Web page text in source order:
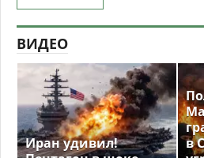
ВИДЕО
Иран удивил!
в